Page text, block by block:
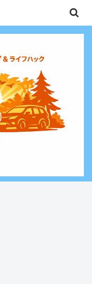
連れ旅行情報と、暮らしに役
ファミリーブログ。